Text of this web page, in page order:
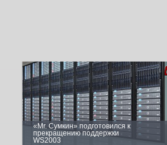
«Mr. Сумкин» подготовился к
прекращению поддержки
WS2003